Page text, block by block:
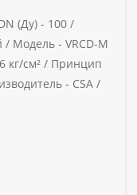
(Ду) - 100 /
/ Модель - VRCD-M
кг/см² / Принцип
- CSA /